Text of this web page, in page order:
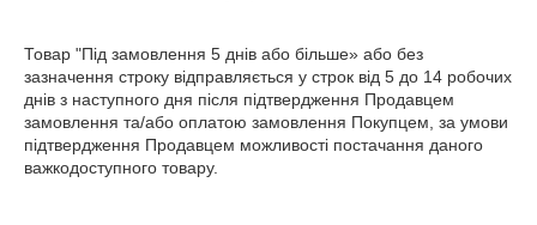
Товар "Під замовлення 5 днів або більше» або без
зазначення строку відправляється у строк від 5 до 14 робочих
днів з наступного дня після підтвердження Продавцем
замовлення та/або оплатою замовлення Покупцем, за умови
підтвердження Продавцем можливості постачання даного
важкодоступного товару.